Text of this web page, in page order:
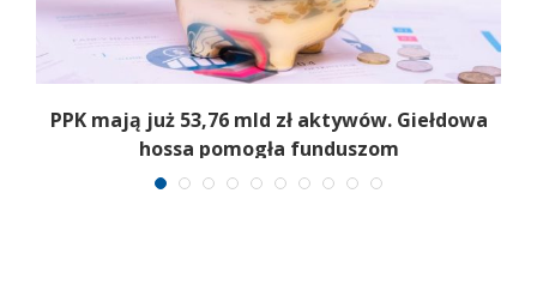
PPK mają już 53,76 mld zł aktywów. Giełdowa
hossa pomogła funduszom